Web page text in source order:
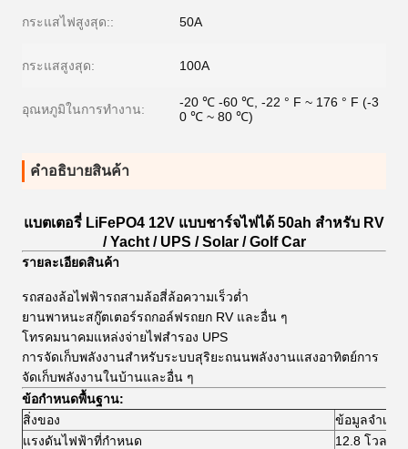
กระแสไฟสูงสุด:: 50A
กระแสสูงสุด: 100A
อุณหภูมิในการทำงาน:
-20 ℃ -60 ℃, -22 ° F ~ 176 ° F (-3
0 ℃ ~ 80 ℃)
คําอธิบายสินค้า
แบตเตอรี่ LiFePO4 12V แบบชาร์จไฟได้ 50ah สำหรับ RV
/ Yacht / UPS / Solar / Golf Car
รายละเอียดสินค้า
รถสองล้อไฟฟ้ารถสามล้อสี่ล้อความเร็วต่ำ
ยานพาหนะสกู๊ตเตอร์รถกอล์ฟรถยก RV และอื่น ๆ
โทรคมนาคมแหล่งจ่ายไฟสำรอง UPS
การจัดเก็บพลังงานสำหรับระบบสุริยะถนนพลังงานแสงอาทิตย์การ
จัดเก็บพลังงานในบ้านและอื่น ๆ
ข้อกำหนดพื้นฐาน:
สิ่งของ
ข้อมูลจำเพา
แรงดันไฟฟ้าที่กำหนด
12.8 โวลต์